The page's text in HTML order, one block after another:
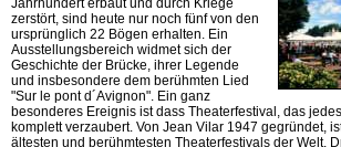
zerstört, sind heute nur noch fünf von den
ursprünglich 22 Bögen erhalten. Ein
Ausstellungsbereich widmet sich der
Geschichte der Brücke, ihrer Legende
und insbesondere dem berühmten Lied
"Sur le pont d´Avignon". Ein ganz
besonderes Ereignis ist dass Theaterfestival, das
komplett verzaubert. Von Jean Vilar 1947 gegründet,
ältesten und berühmtesten Theaterfestivals der Welt.